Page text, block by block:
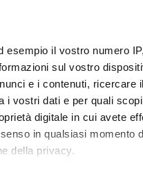
esempio il vostro numero
sul vostro
e i contenuti, ricercare
i vostri dati e per quali
digitale in cui avete
in qualsiasi momento
della privacy.
Più filtri - 2
Ordine Mioaffitto